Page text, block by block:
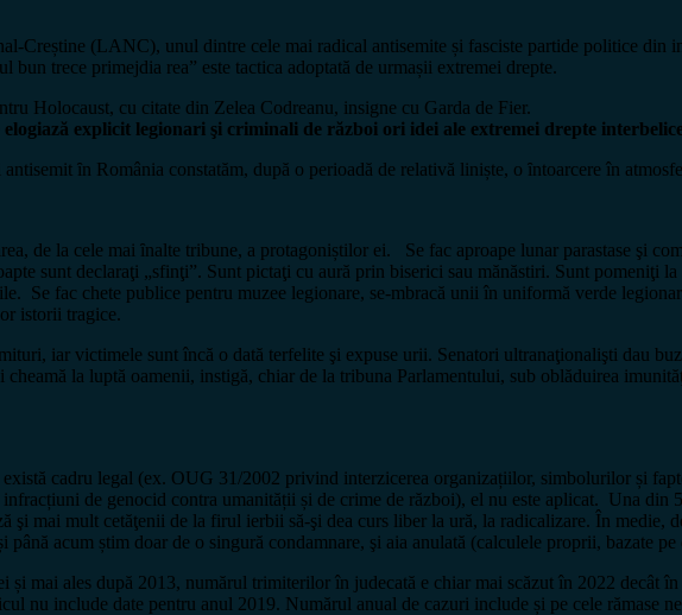
Creștine (LANC), unul dintre cele mai radical antisemite și fasciste partide politice din
trece primejdia rea” este tactica adoptată de urmașii extremei drepte.
Holocaust, cu citate din Zelea Codreanu, insigne cu Garda de Fier.
explicit legionari şi criminali de război ori idei ale extremei drepte
ȋn România constatăm, după o perioadă de relativă liniște, o ȋntoarcere în
de la cele mai ȋnalte tribune, a protagoniștilor ei. Se fac aproape lunar parastase şi
sunt declaraţi „sfinţi”. Sunt pictaţi cu aură prin biserici sau mănăstiri. Sunt pomeniţi
Se fac chete publice pentru muzee legionare, se-mbracă unii în uniformă verde
istorii tragice.
iar victimele sunt încă o dată terfelite şi expuse urii. Senatori ultranaţionalişti dau
la luptă oamenii, instigă, chiar de la tribuna Parlamentului, sub oblăduirea
cadru legal (ex. OUG 31/2002 privind interzicerea organizațiilor, simbolurilor și
de genocid contra umanității și de crime de război), el nu este aplicat. Una din
şi mai mult cetăţenii de la firul ierbii să-şi dea curs liber la ură, la radicalizare. În medie,
acum știm doar de o singură condamnare, şi aia anulată (calculele proprii, bazate
mai ales după 2013, numărul trimiterilor în judecată e chiar mai scăzut în 2022 decât
nu include date pentru anul 2019. Numărul anual de cazuri include și pe cele rămase